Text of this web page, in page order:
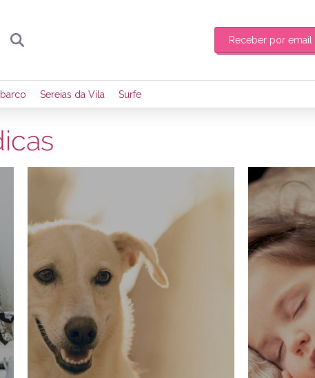
Receber por email
dados para receber toda sexta-feira de manhã o resumo
da região.
Sereias da Vila Surfe